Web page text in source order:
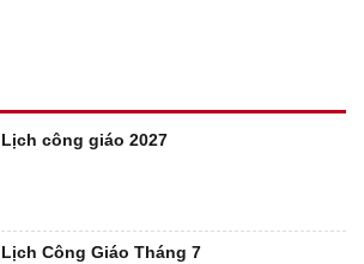
Lịch công giáo 2027
Lịch Công Giáo Tháng 7